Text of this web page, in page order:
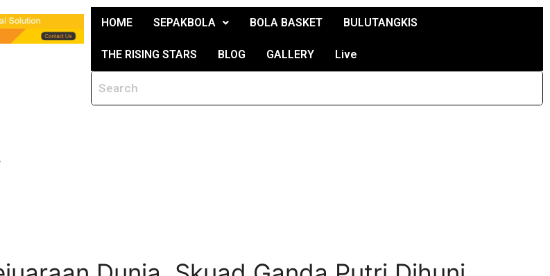
HOME SEPAKBOLA BOLA BASKET BULUTANGKIS
THE RISING STARS BLOG GALLERY Live